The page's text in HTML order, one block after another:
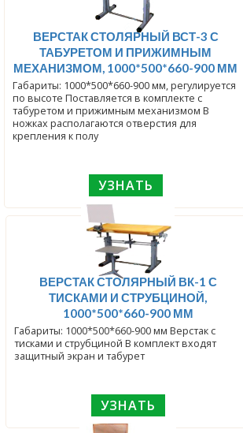
ВЕРСТАК СТОЛЯРНЫЙ ВСТ-3 С
ТАБУРЕТОМ И ПРИЖИМНЫМ
МЕХАНИЗМОМ, 1000*500*660-900 ММ
Габариты: 1000*500*660-900 мм, регулируется
по высоте Поставляется в комплекте с
табуретом и прижимным механизмом В
ножках располагаются отверстия для
крепления к полу
УЗНАТЬ
ВЕРСТАК СТОЛЯРНЫЙ ВК-1 С
ТИСКАМИ И СТРУБЦИНОЙ,
1000*500*660-900 ММ
Габариты: 1000*500*660-900 мм Верстак с
тисками и струбциной В комплект входят
защитный экран и табурет
УЗНАТЬ